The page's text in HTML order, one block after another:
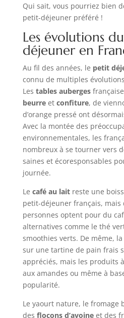
Qui sait, vous pourriez bien
petit-déjeuner préféré !
Les évolutions
déjeuner en
Au fil des années, le petit
connu de multiples
Les tables auberges
beurreet confiture, de
d’orange pressé ont
Avec la montée des
environnementales, les
nombreux à se tourner vers
saines et écoresponsables
journée.
Le café au laitreste une
petit-déjeuner français, mais
personnes optent pour du
alternatives comme le thé
smoothies verts. De même, la
sur une tartine de pain frais
appréciés, mais les produits
aux amandes ou même à
popularité.
Le yaourt nature, le fromage
des flocons d’avoineet des